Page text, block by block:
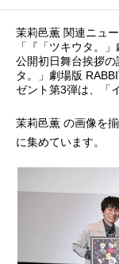
最新記事一覧
アニメ記事一覧
アニメ映画一覧
今期アニメ曜日別一
男性声優/女性声優一
茉莉邑薫 関連ニュ
「『「ツキウタ。
公開初日舞台挨拶
タ。」劇場版
ゼント第3弾は、「
茉莉邑薫 の画像を
に集めています。